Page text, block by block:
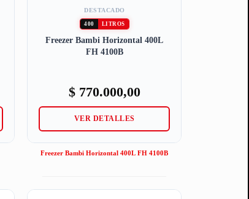
DESTACADO
400 LITROS
Freezer Bambi Horizontal 400L
FH 4100B
$770.000,00
VER DETALLES
Freezer Bambi Horizontal 400L FH 4100B